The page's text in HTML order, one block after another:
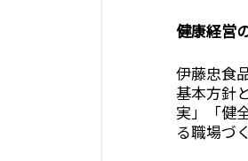
健康経営
伊藤忠食
基本方針
実」「健
る職場づ